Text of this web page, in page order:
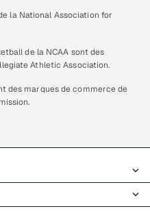
la National Association for
de la NCAA sont des
Athletic Association.
des marques de commerce de